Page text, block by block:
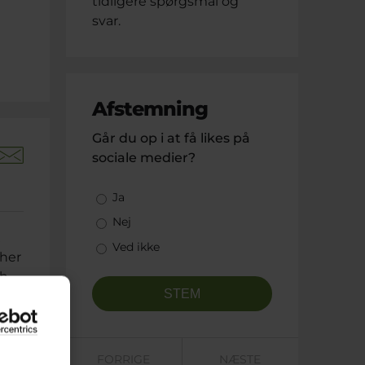
svar.
Afstemning
Går du op i at få likes på
sociale medier?
Valgmuligheder
Ja
Nej
Ved ikke
FORRIGE NÆSTE